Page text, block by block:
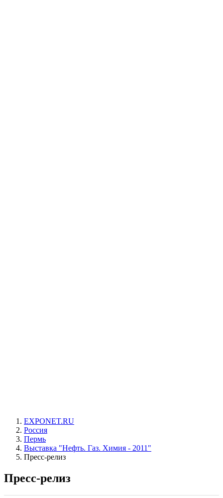
EXPONET.RU
Россия
Пермь
Выставка "Нефть. Газ. Химия - 2011"
Пресс-релиз
Пресс-релиз